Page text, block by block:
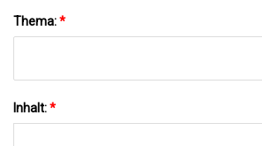
Thema:*
Inhalt:*